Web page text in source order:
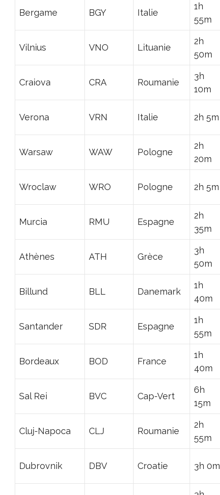
Bergame BGY Italie
1h
55m
Vilnius VNO Lituanie
2h
50m
Craiova CRA Roumanie
3h
10m
Verona VRN Italie 2h 5m
Warsaw WAW Pologne
2h
20m
Wroclaw WRO Pologne 2h 5m
Murcia RMU Espagne
2h
35m
Athènes ATH Grèce
3h
50m
Billund BLL Danemark
1h
40m
Santander SDR Espagne
1h
55m
Bordeaux BOD France
1h
40m
Sal Rei BVC Cap-Vert
6h
15m
Cluj-Napoca CLJ Roumanie
2h
55m
Dubrovnik DBV Croatie 3h 0m